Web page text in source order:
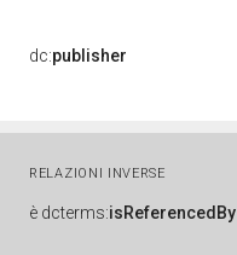
dc:publisher
RELAZIONI INVERSE
è dcterms:isReferencedBy